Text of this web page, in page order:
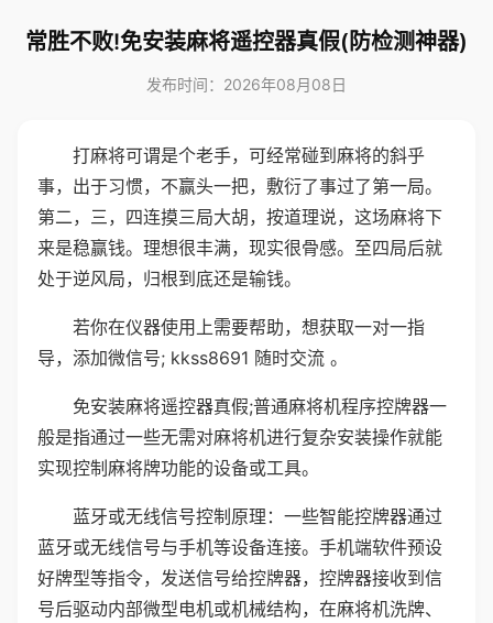
常胜不败!免安装麻将遥控器真假(防检测神器)
发布时间：2026年08月08日
打麻将可谓是个老手，可经常碰到麻将的斜乎
事，出于习惯，不赢头一把，敷衍了事过了第一局。
第二，三，四连摸三局大胡，按道理说，这场麻将下
来是稳赢钱。理想很丰满，现实很骨感。至四局后就
处于逆风局，归根到底还是输钱。
若你在仪器使用上需要帮助，想获取一对一指
导，添加微信号; kkss8691 随时交流 。
免安装麻将遥控器真假;普通麻将机程序控牌器一
般是指通过一些无需对麻将机进行复杂安装操作就能
实现控制麻将牌功能的设备或工具。
蓝牙或无线信号控制原理：一些智能控牌器通过
蓝牙或无线信号与手机等设备连接。手机端软件预设
好牌型等指令，发送信号给控牌器，控牌器接收到信
号后驱动内部微型电机或机械结构，在麻将机洗牌、